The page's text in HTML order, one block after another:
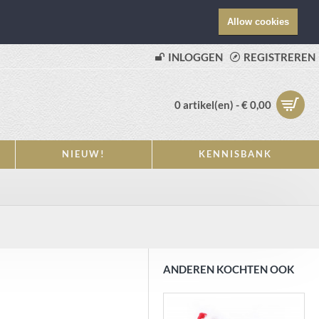
INLOGGEN REGISTREREN
0 artikel(en) - € 0,00
NIEUW! KENNISBANK
ANDEREN KOCHTEN OOK
Allow cookies